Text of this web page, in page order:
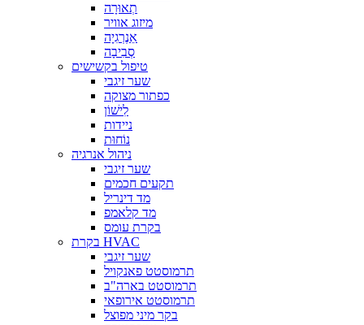
תְאוּרָה
מיזוג אוויר
אֵנֶרְגִיָה
סְבִיבָה
טיפול בקשישים
שער זיגבי
כפתור מצוקה
לִישׁוֹן
ניידות
נוֹחוּת
ניהול אנרגיה
שער זיגבי
תקעים חכמים
מד דינריל
מד קלאמפ
בקרת עומס
בקרת HVAC
שער זיגבי
תרמוסטט פאנקויל
תרמוסטט בארה"ב
תרמוסטט אירופאי
בקר מיני מפוצל